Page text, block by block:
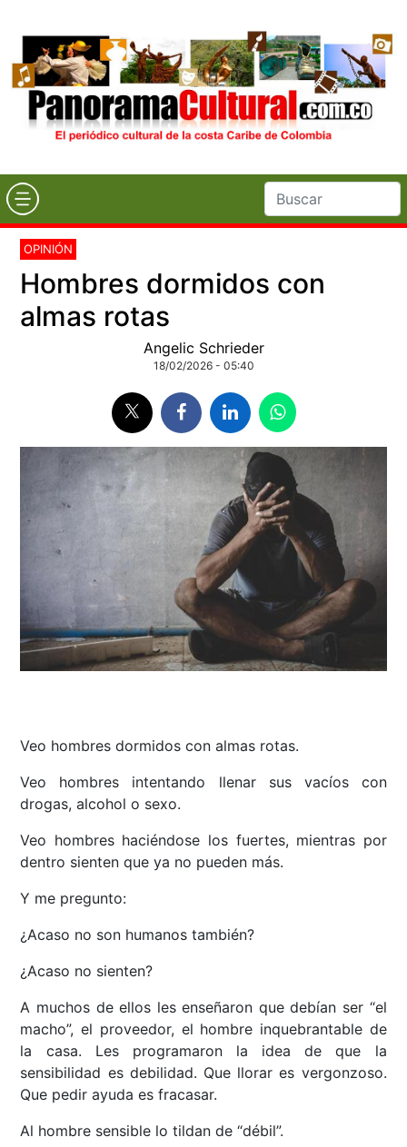
OPINIÓN
Hombres dormidos con
almas rotas
Angelic Schrieder
18/02/2026 - 05:40
Veo hombres dormidos con almas rotas.
Veo hombres intentando llenar sus vacíos con
drogas, alcohol o sexo.
Veo hombres haciéndose los fuertes, mientras por
dentro sienten que ya no pueden más.
Y me pregunto:
¿Acaso no son humanos también?
¿Acaso no sienten?
A muchos de ellos les enseñaron que debían ser “el
macho”, el proveedor, el hombre inquebrantable de
la casa. Les programaron la idea de que la
sensibilidad es debilidad. Que llorar es vergonzoso.
Que pedir ayuda es fracasar.
Al hombre sensible lo tildan de “débil”.